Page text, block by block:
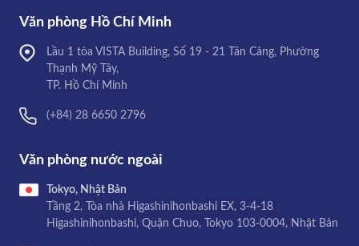
Văn phòng Hồ Chí Minh
Lầu 1 tòa VISTA Building, Số 19 - 21 Tân Cảng, Phường
Thạnh Mỹ Tây,
TP. Hồ Chí Minh
(+84) 28 6650 2796
Văn phòng nước ngoài
Tokyo, Nhật Bản
Tầng 2, Tòa nhà Higashinihonbashi EX, 3-4-18
Higashinihonbashi, Quận Chuo, Tokyo 103-0004, Nhật Bản